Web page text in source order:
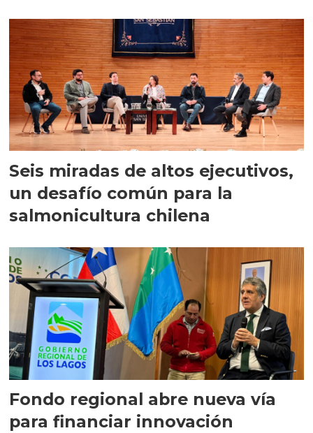
Seis miradas de altos ejecutivos,
un desafío común para la
salmonicultura chilena
Fondo regional abre nueva vía
para financiar innovación